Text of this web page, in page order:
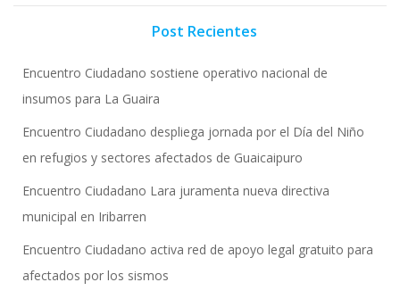
Post Recientes
Encuentro Ciudadano sostiene operativo nacional de
insumos para La Guaira
Encuentro Ciudadano despliega jornada por el Día del Niño
en refugios y sectores afectados de Guaicaipuro
Encuentro Ciudadano Lara juramenta nueva directiva
municipal en Iribarren
Encuentro Ciudadano activa red de apoyo legal gratuito para
afectados por los sismos